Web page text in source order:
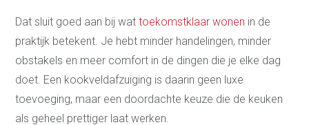
Dat sluit goed aan bij wattoekomstklaar wonen in de
praktijk betekent. Je hebt minder handelingen, minder
obstakels en meer comfort in de dingen die je elke dag
doet. Een kookveldafzuiging is daarin geen luxe
toevoeging, maar een doordachte keuze die de keuken
als geheel prettiger laat werken.